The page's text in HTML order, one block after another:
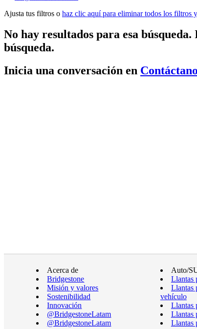
Ajusta tus filtros o haz clic aquí para eliminar todos los filtros
No hay resultados para esa
búsqueda.
Inicia una conversación en
Acerca de
Bridgestone
Misión y valores
Sostenibilidad
Innovación
@BridgestoneLatam
@BridgestoneLatam
Auto/
Llantas
Llantas
vehículo
Llantas
Llantas
Llantas